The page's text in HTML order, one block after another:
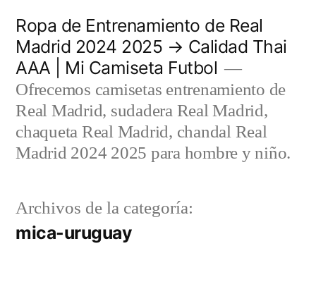
contenido
Ropa de Entrenamiento de Real
Madrid 2024 2025 → Calidad Thai
AAA | Mi Camiseta Futbol
Ofrecemos camisetas entrenamiento de
Real Madrid, sudadera Real Madrid,
chaqueta Real Madrid, chandal Real
Madrid 2024 2025 para hombre y niño.
Archivos de la categoría:
mica-uruguay